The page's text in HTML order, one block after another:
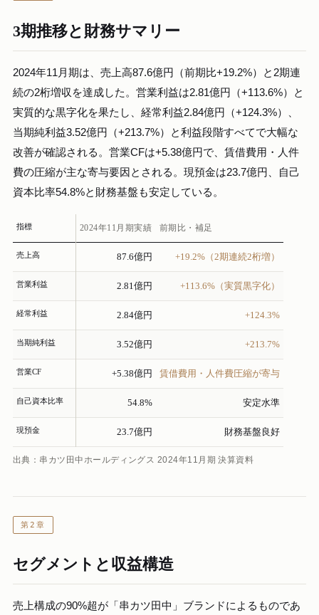
3期推移と財務サマリー
2024年11月期は、売上高87.6億円（前期比+19.2%）と2期連
続の2桁増収を達成した。営業利益は2.81億円（+113.6%）と
実質的な黒字化を果たし、経常利益2.84億円（+124.3%）、
当期純利益3.52億円（+213.7%）と利益段階すべてで大幅な
改善が確認される。営業CFは+5.38億円で、賃借費用・人件
費の圧縮が主な寄与要因とされる。現預金は23.7億円、自己
資本比率54.8%と財務基盤も安定している。
指標 2024年11月期実績 前期比・補足
売上高 87.6億円 +19.2%（2期連続2桁増）
営業利益 2.81億円 +113.6%（実質黒字化）
経常利益 2.84億円 +124.3%
当期純利益 3.52億円 +213.7%
営業CF +5.38億円 賃借費用・人件費圧縮が寄与
自己資本比率 54.8% 安定水準
現預金 23.7億円 財務基盤良好
出典：串カツ田中ホールディングス 2024年11月期 決算資料
第2章
セグメントと収益構造
売上構成の90%超が「串カツ田中」ブランドによるものであ